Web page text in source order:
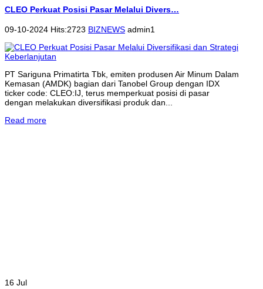
CLEO Perkuat Posisi Pasar Melalui Divers…
09-10-2024 Hits:2723 BIZNEWS admin1
PT Sariguna Primatirta Tbk, emiten produsen Air Minum Dalam
Kemasan (AMDK) bagian dari Tanobel Group dengan IDX
ticker code: CLEO:IJ, terus memperkuat posisi di pasar
dengan melakukan diversifikasi produk dan...
Read more
16 Jul